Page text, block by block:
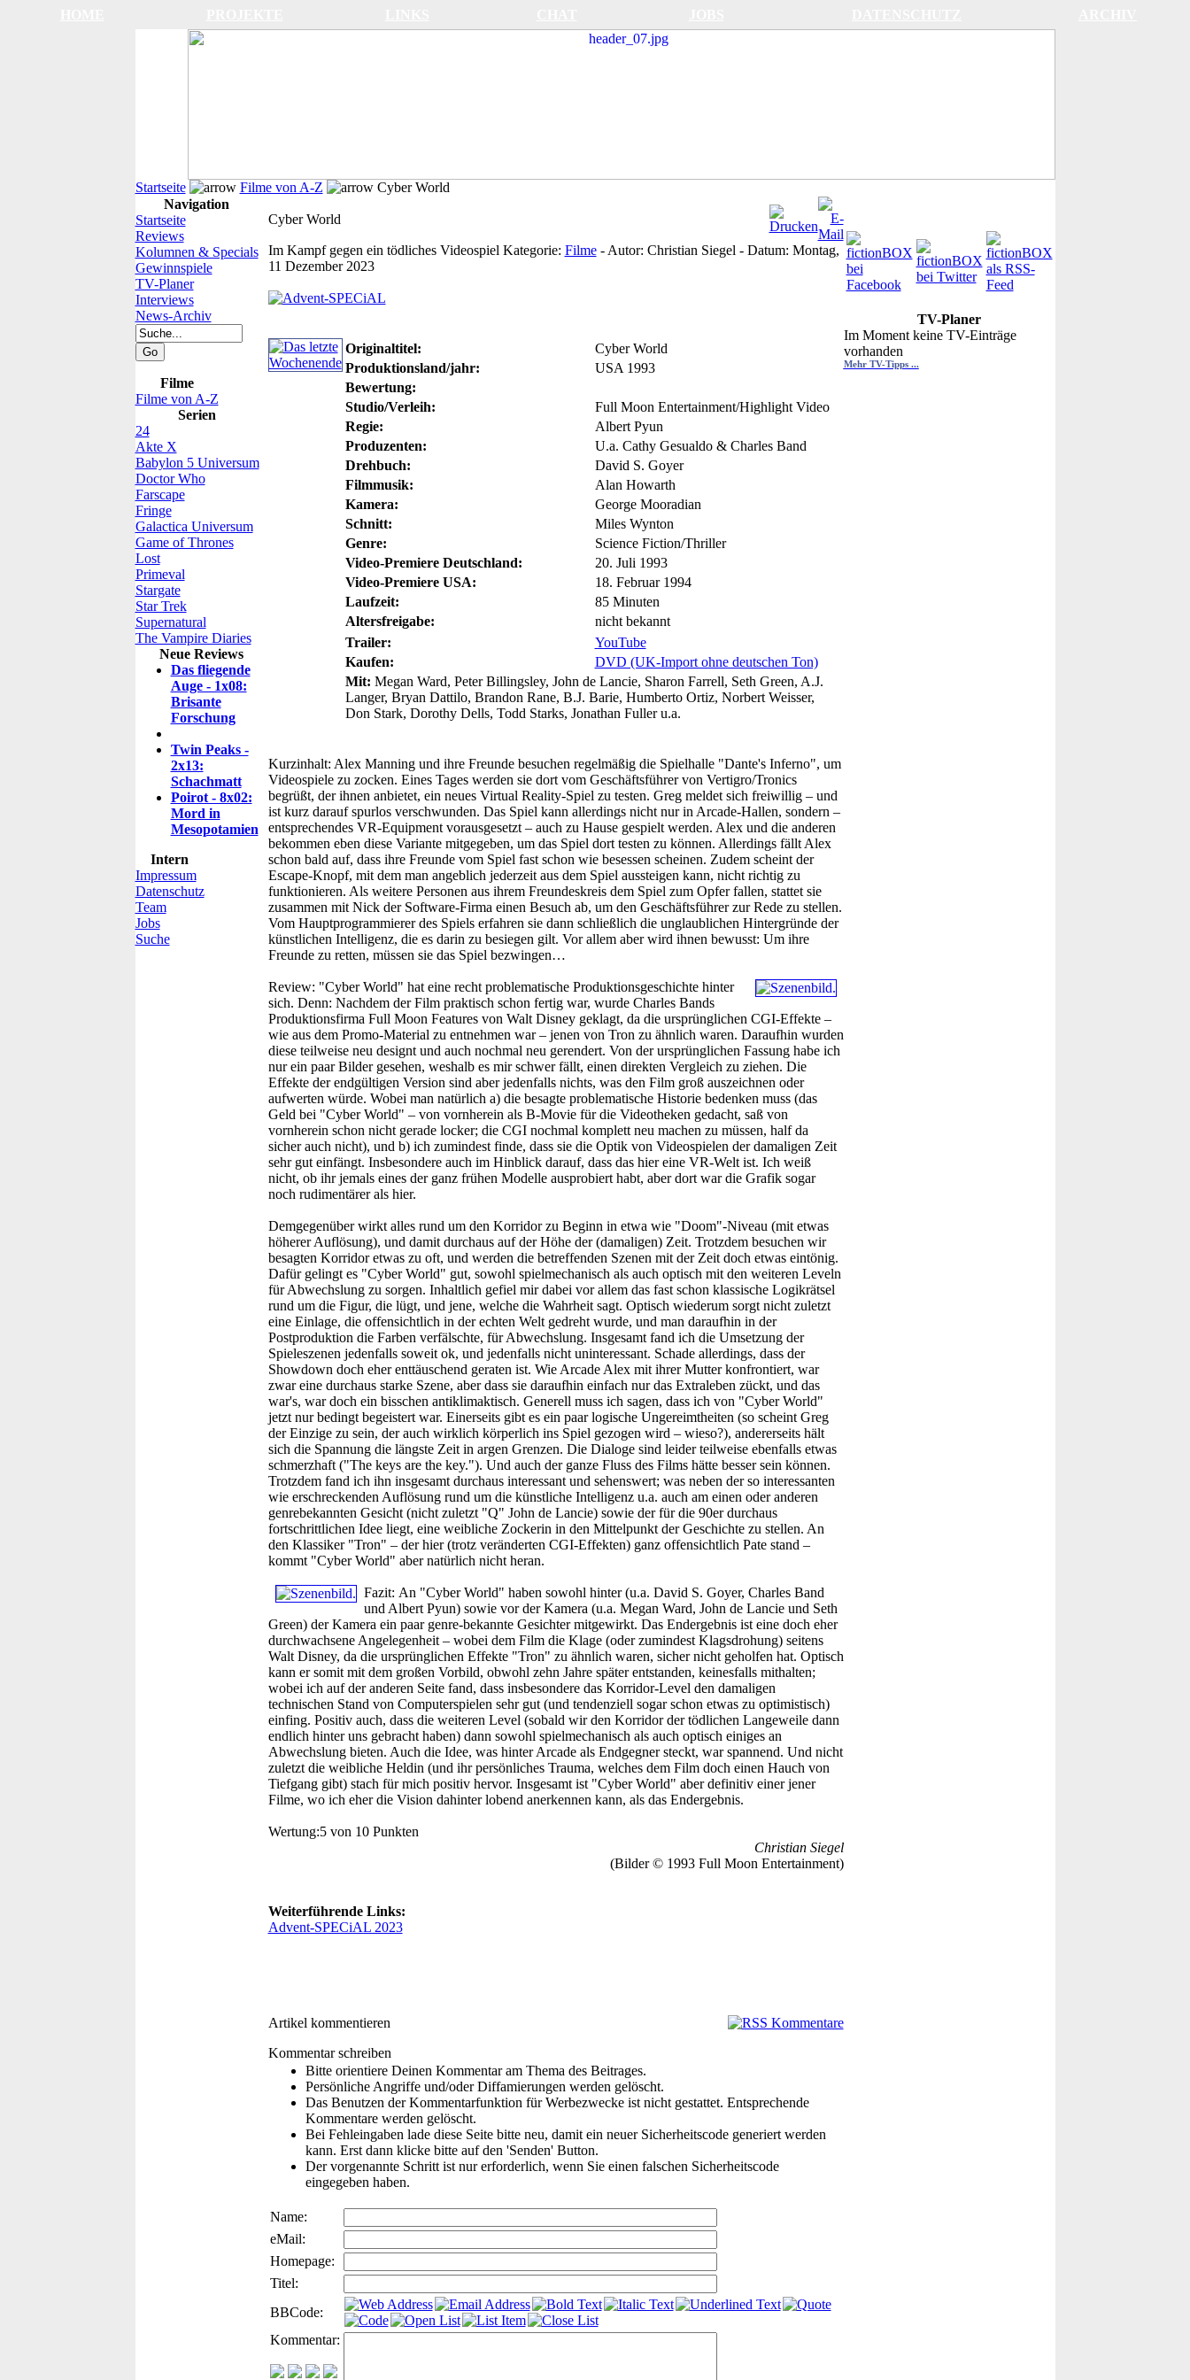
Startseite Filme von A-Z
Cyber World
Navigation
Startseite
Reviews
Kolumnen & Specials
Gewinnspiele
TV-Planer
Interviews
News-Archiv
Filme
Filme von A-Z
Serien
24
Akte X
Babylon 5 Universum
Doctor Who
Farscape
Fringe
Galactica Universum
Game of Thrones
Lost
Primeval
Stargate
Star Trek
Supernatural
The Vampire Diaries
Neue Reviews
Das fliegende
Auge - 1x08:
Brisante
Forschung
Twin Peaks -
2x13:
Schachmatt
Poirot - 8x02:
Mord in
Mesopotamien
Intern
Impressum
Datenschutz
Team
Jobs
Suche
Cyber World
Im Kampf gegen ein tödliches Videospiel Kategorie: Filme- Autor: Christian Siegel - Datum: Montag,
11 Dezember 2023
Originaltitel:
Cyber World
Produktionsland/jahr:
USA 1993
Bewertung:
Studio/Verleih:
Full Moon Entertainment/Highlight Video
Regie:
Albert Pyun
Produzenten:
U.a. Cathy Gesualdo & Charles Band
Drehbuch:
David S. Goyer
Filmmusik:
Alan Howarth
Kamera:
George Mooradian
Schnitt:
Miles Wynton
Genre:
Science Fiction/Thriller
Video-Premiere Deutschland:
20. Juli 1993
Video-Premiere USA:
18. Februar 1994
Laufzeit:
85 Minuten
Altersfreigabe:
nicht bekannt
Trailer:
YouTube
Kaufen:
DVD (UK-Import ohne deutschen Ton)
Mit: Megan Ward, Peter Billingsley, John de Lancie, Sharon Farrell, Seth Green, A.J.
Langer, Bryan Dattilo, Brandon Rane, B.J. Barie, Humberto Ortiz, Norbert Weisser,
Don Stark, Dorothy Dells, Todd Starks, Jonathan Fuller u.a.
Kurzinhalt: Alex Manning und ihre Freunde besuchen regelmäßig die Spielhalle "Dante's Inferno", um
Videospiele zu zocken. Eines Tages werden sie dort vom Geschäftsführer von Vertigro/Tronics
begrüßt, der ihnen anbietet, ein neues Virtual Reality-Spiel zu testen. Greg meldet sich freiwillig – und
ist kurz darauf spurlos verschwunden. Das Spiel kann allerdings nicht nur in Arcade-Hallen, sondern –
entsprechendes VR-Equipment vorausgesetzt – auch zu Hause gespielt werden. Alex und die anderen
bekommen eben diese Variante mitgegeben, um das Spiel dort testen zu können. Allerdings fällt Alex
schon bald auf, dass ihre Freunde vom Spiel fast schon wie besessen scheinen. Zudem scheint der
Escape-Knopf, mit dem man angeblich jederzeit aus dem Spiel aussteigen kann, nicht richtig zu
funktionieren. Als weitere Personen aus ihrem Freundeskreis dem Spiel zum Opfer fallen, stattet sie
zusammen mit Nick der Software-Firma einen Besuch ab, um den Geschäftsführer zur Rede zu stellen.
Vom Hauptprogrammierer des Spiels erfahren sie dann schließlich die unglaublichen Hintergründe der
künstlichen Intelligenz, die es darin zu besiegen gilt. Vor allem aber wird ihnen bewusst: Um ihre
Freunde zu retten, müssen sie das Spiel bezwingen…
Review: "Cyber World" hat eine recht problematische Produktionsgeschichte hinter
sich. Denn: Nachdem der Film praktisch schon fertig war, wurde Charles Bands
Produktionsfirma Full Moon Features von Walt Disney geklagt, da die ursprünglichen CGI-Effekte –
wie aus dem Promo-Material zu entnehmen war – jenen von Tron zu ähnlich waren. Daraufhin wurden
diese teilweise neu designt und auch nochmal neu gerendert. Von der ursprünglichen Fassung habe ich
nur ein paar Bilder gesehen, weshalb es mir schwer fällt, einen direkten Vergleich zu ziehen. Die
Effekte der endgültigen Version sind aber jedenfalls nichts, was den Film groß auszeichnen oder
aufwerten würde. Wobei man natürlich a) die besagte problematische Historie bedenken muss (das
Geld bei "Cyber World" – von vornherein als B-Movie für die Videotheken gedacht, saß von
vornherein schon nicht gerade locker; die CGI nochmal komplett neu machen zu müssen, half da
sicher auch nicht), und b) ich zumindest finde, dass sie die Optik von Videospielen der damaligen Zeit
sehr gut einfängt. Insbesondere auch im Hinblick darauf, dass das hier eine VR-Welt ist. Ich weiß
nicht, ob ihr jemals eines der ganz frühen Modelle ausprobiert habt, aber dort war die Grafik sogar
noch rudimentärer als hier.
Demgegenüber wirkt alles rund um den Korridor zu Beginn in etwa wie "Doom"-Niveau (mit etwas
höherer Auflösung), und damit durchaus auf der Höhe der (damaligen) Zeit. Trotzdem besuchen wir
besagten Korridor etwas zu oft, und werden die betreffenden Szenen mit der Zeit doch etwas eintönig.
Dafür gelingt es "Cyber World" gut, sowohl spielmechanisch als auch optisch mit den weiteren Leveln
für Abwechslung zu sorgen. Inhaltlich gefiel mir dabei vor allem das fast schon klassische Logikrätsel
rund um die Figur, die lügt, und jene, welche die Wahrheit sagt. Optisch wiederum sorgt nicht zuletzt
eine Einlage, die offensichtlich in der echten Welt gedreht wurde, und man daraufhin in der
Postproduktion die Farben verfälschte, für Abwechslung. Insgesamt fand ich die Umsetzung der
Spieleszenen jedenfalls soweit ok, und jedenfalls nicht uninteressant. Schade allerdings, dass der
Showdown doch eher enttäuschend geraten ist. Wie Arcade Alex mit ihrer Mutter konfrontiert, war
zwar eine durchaus starke Szene, aber dass sie daraufhin einfach nur das Extraleben zückt, und das
war's, war doch ein bisschen antiklimaktisch. Generell muss ich sagen, dass ich von "Cyber World"
jetzt nur bedingt begeistert war. Einerseits gibt es ein paar logische Ungereimtheiten (so scheint Greg
der Einzige zu sein, der auch wirklich körperlich ins Spiel gezogen wird – wieso?), andererseits hält
sich die Spannung die längste Zeit in argen Grenzen. Die Dialoge sind leider teilweise ebenfalls etwas
schmerzhaft ("The keys are the key."). Und auch der ganze Fluss des Films hätte besser sein können.
Trotzdem fand ich ihn insgesamt durchaus interessant und sehenswert; was neben der so interessanten
wie erschreckenden Auflösung rund um die künstliche Intelligenz u.a. auch am einen oder anderen
genrebekannten Gesicht (nicht zuletzt "Q" John de Lancie) sowie der für die 90er durchaus
fortschrittlichen Idee liegt, eine weibliche Zockerin in den Mittelpunkt der Geschichte zu stellen. An
den Klassiker "Tron" – der hier (trotz veränderten CGI-Effekten) ganz offensichtlich Pate stand –
kommt "Cyber World" aber natürlich nicht heran.
Fazit: An "Cyber World" haben sowohl hinter (u.a. David S. Goyer, Charles Band
und Albert Pyun) sowie vor der Kamera (u.a. Megan Ward, John de Lancie und Seth
Green) der Kamera ein paar genre-bekannte Gesichter mitgewirkt. Das Endergebnis ist eine doch eher
durchwachsene Angelegenheit – wobei dem Film die Klage (oder zumindest Klagsdrohung) seitens
Walt Disney, da die ursprünglichen Effekte "Tron" zu ähnlich waren, sicher nicht geholfen hat. Optisch
kann er somit mit dem großen Vorbild, obwohl zehn Jahre später entstanden, keinesfalls mithalten;
wobei ich auf der anderen Seite fand, dass insbesondere das Korridor-Level den damaligen
technischen Stand von Computerspielen sehr gut (und tendenziell sogar schon etwas zu optimistisch)
einfing. Positiv auch, dass die weiteren Level (sobald wir den Korridor der tödlichen Langeweile dann
endlich hinter uns gebracht haben) dann sowohl spielmechanisch als auch optisch einiges an
Abwechslung bieten. Auch die Idee, was hinter Arcade als Endgegner steckt, war spannend. Und nicht
zuletzt die weibliche Heldin (und ihr persönliches Trauma, welches dem Film doch einen Hauch von
Tiefgang gibt) stach für mich positiv hervor. Insgesamt ist "Cyber World" aber definitiv einer jener
Filme, wo ich eher die Vision dahinter lobend anerkennen kann, als das Endergebnis.
Wertung:5 von 10 Punkten
Christian Siegel
(Bilder © 1993 Full Moon Entertainment)
Weiterführende Links:
Advent-SPECiAL 2023
Artikel kommentieren
Kommentar schreiben
Bitte orientiere Deinen Kommentar am Thema des Beitrages.
Persönliche Angriffe und/oder Diffamierungen werden gelöscht.
Das Benutzen der Kommentarfunktion für Werbezwecke ist nicht gestattet. Entsprechende
Kommentare werden gelöscht.
Bei Fehleingaben lade diese Seite bitte neu, damit ein neuer Sicherheitscode generiert werden
kann. Erst dann klicke bitte auf den 'Senden' Button.
Der vorgenannte Schritt ist nur erforderlich, wenn Sie einen falschen Sicherheitscode
eingegeben haben.
Name:
eMail:
Homepage:
Titel:
BBCode:
Kommentar:
TV-Planer
Im Moment keine TV-Einträge
vorhanden
Mehr TV-Tipps ...